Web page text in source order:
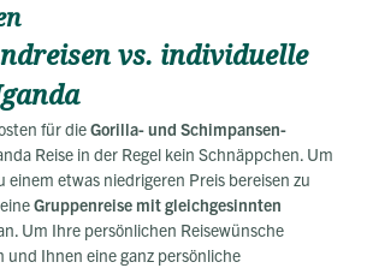
vs. individuelle
für dieGorilla- und Schimpansen-
Reise in der Regel kein Schnäppchen. Um
einem etwas niedrigeren Preis bereisen zu
Gruppenreise mit gleichgesinnten
Um Ihre persönlichen Reisewünsche
und Ihnen eine ganz persönliche